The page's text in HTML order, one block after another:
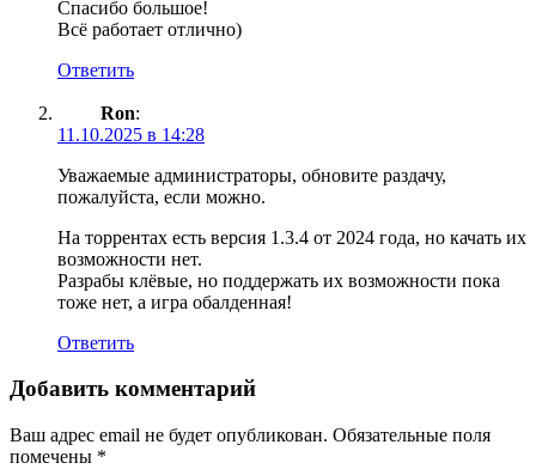
Спасибо большое!
Всё работает отлично)
Ответить
Ron:
11.10.2025 в 14:28
Уважаемые администраторы, обновите раздачу,
пожалуйста, если можно.
На торрентах есть версия 1.3.4 от 2024 года, но качать их
возможности нет.
Разрабы клёвые, но поддержать их возможности пока
тоже нет, а игра обалденная!
Ответить
Добавить комментарий
Ваш адрес email не будет опубликован. Обязательные поля
помечены *